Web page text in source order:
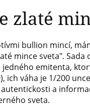
zlaté
bullion mincí,
mince sveta".
emitenta,
ich váha je 1/200
a
sveta.